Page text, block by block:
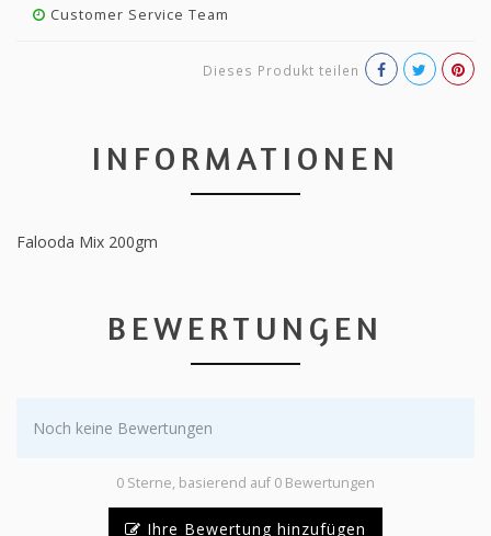
Customer Service Team
Dieses Produkt teilen
INFORMATIONEN
Falooda Mix 200gm
BEWERTUNGEN
Noch keine Bewertungen
0 Sterne, basierend auf 0 Bewertungen
Ihre Bewertung hinzufügen